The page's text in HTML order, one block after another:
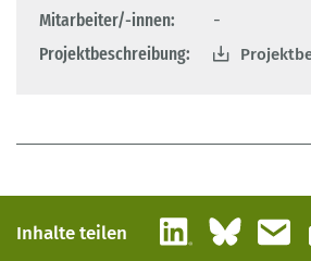
Mitarbeiter/-innen:
-
Projektbeschreibung:
Inhalte teilen LinkedInBlueskyE-